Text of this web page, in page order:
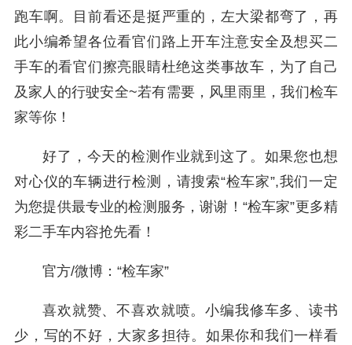
跑车啊。目前看还是挺严重的，左大梁都弯了，再
此小编希望各位看官们路上开车注意安全及想买二
手车的看官们擦亮眼睛杜绝这类事故车，为了自己
及家人的行驶安全~若有需要，风里雨里，我们检车
家等你！
好了，今天的检测作业就到这了。如果您也想
对心仪的车辆进行检测，请搜索“检车家”,我们一定
为您提供最专业的检测服务，谢谢！“检车家”更多精
彩二手车内容抢先看！
官方/微博：“检车家”
喜欢就赞、不喜欢就喷。小编我修车多、读书
少，写的不好，大家多担待。如果你和我们一样看